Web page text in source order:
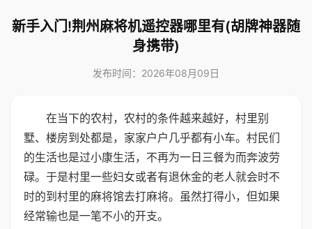
新手入门!荆州麻将机遥控器哪里有(胡牌神器随
身携带)
发布时间：2026年08月09日
在当下的农村，农村的条件越来越好，村里别
墅、楼房到处都是，家家户户几乎都有小车。村民们
的生活也是过小康生活，不再为一日三餐为而奔波劳
碌。于是村里一些妇女或者有退休金的老人就会时不
时的到村里的麻将馆去打麻将。虽然打得小，但如果
经常输也是一笔不小的开支。